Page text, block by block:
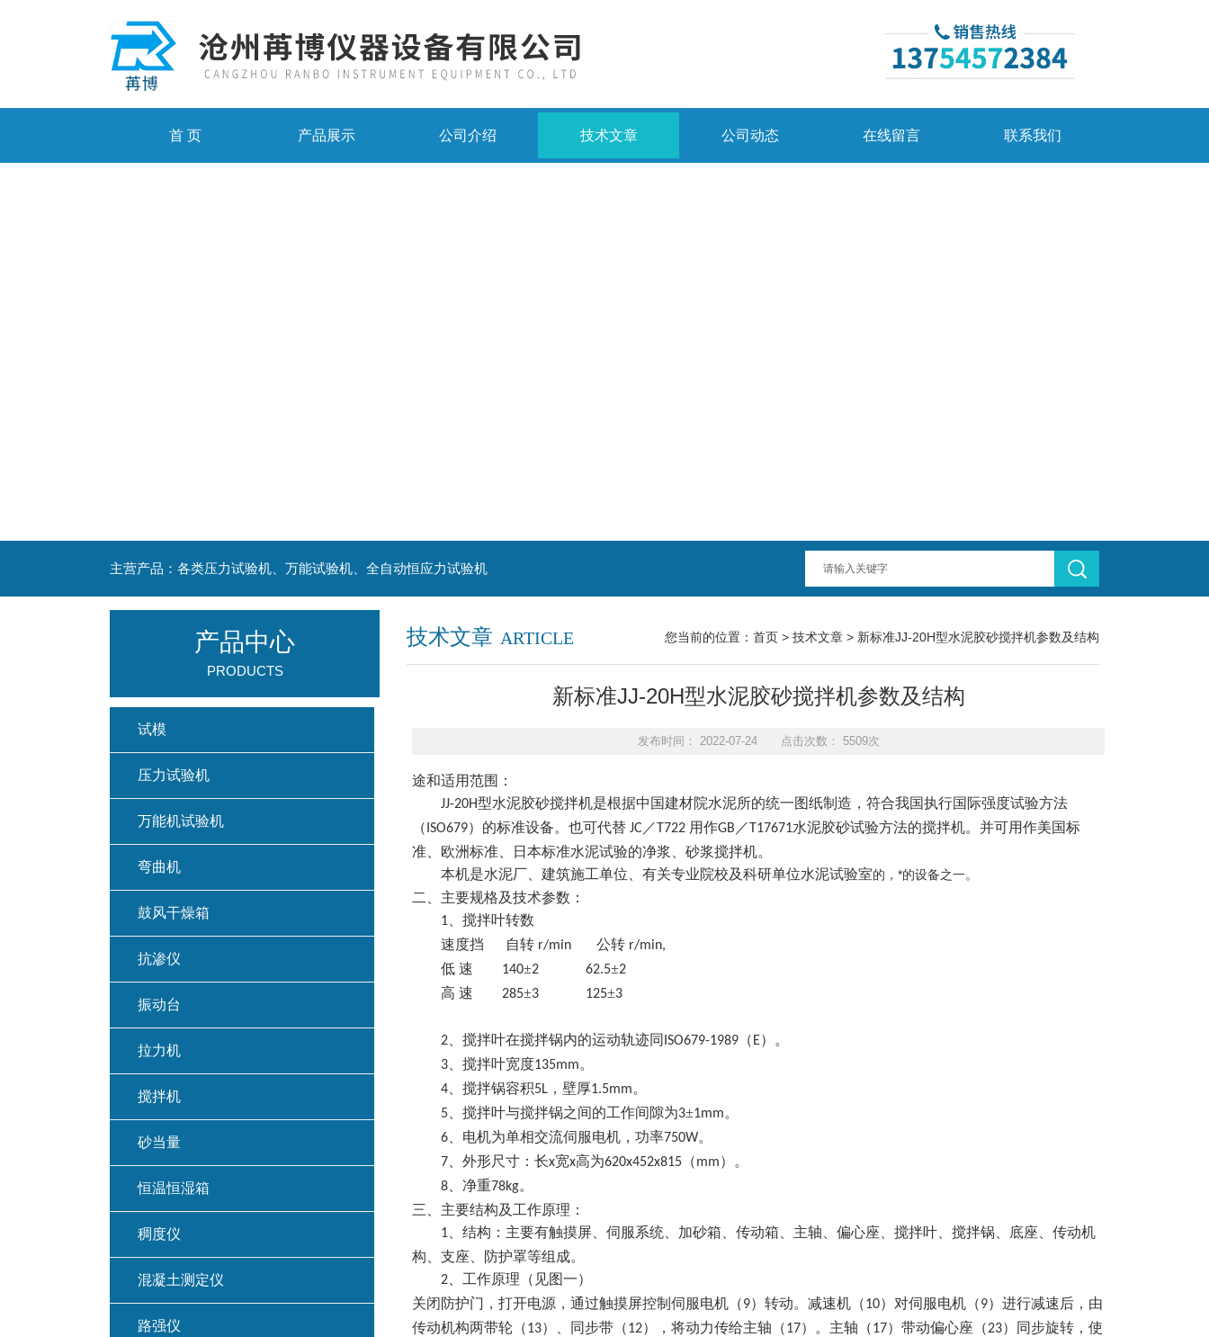
首 页 产品展示 公司介绍 技术文章 公司动态 在线留言 联系我们
主营产品：各类压力试验机、万能试验机、全自动恒应力试验机
技术文章 ARTICLE 您当前的位置： 首页 > 技术文章 > 新标准JJ-20H型水泥胶砂搅拌机参数及结构
新标准JJ-20H型水泥胶砂搅拌机参数及结构
发布时间： 2022-07-24 点击次数： 5509次
途和适用范围：
JJ-20H型水泥胶砂搅拌机是根据中国建材院水泥所的统一图纸制造，符合我国执行国际强度试验方法
（ ISO679）的标准设备。也可代替 JC ／ T722 用作GB ／ T17671水泥胶砂试验方法的搅拌机。并可用作美国标
准、欧洲标准、日本标准水泥试验的净浆、砂浆搅拌机。
本机是水泥厂、建筑施工单位、有关专业院校及科研单位水泥试验室的，*的设备之一。
二、主要规格及技术参数：
1 、搅拌叶转数
速度挡
自转 r/min 公转 r/min,
低 速 140±2 62.5±2
高 速 285±3 125±3
2 、搅拌叶在搅拌锅内的运动轨迹同 ISO679-1989 （ E）。
3 、搅拌叶宽度135mm。
4 、搅拌锅容积5L ，壁厚1.5mm。
5 、搅拌叶与搅拌锅之间的工作间隙为3±1mm。
6 、电机为单相交流伺服电机，功率750W。
7 、外形尺寸：长x宽x高为620x452x815 （mm）。
8 、净重78kg。
三、主要结构及工作原理：
1 、结构：主要有触摸屏、伺服系统、加砂箱、传动箱、主轴、偏心座、搅拌叶、搅拌锅、底座、传动机
构、支座、防护罩等组成。
2 、工作原理（见图一）
关闭防护门，打开电源，通过触摸屏控制伺服电机（9）转动。减速机（10）对伺服电机（9）进行减速后，由
传动机构两带轮（13）、同步带（12），将动力传给主轴（17）。主轴（17）带动偏心座（23）同步旋转，使
产品中心
PRODUCTS
试模
压力试验机
万能机试验机
弯曲机
鼓风干燥箱
抗渗仪
振动台
拉力机
搅拌机
砂当量
恒温恒湿箱
稠度仪
混凝土测定仪
路强仪